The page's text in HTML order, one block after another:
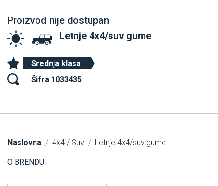
Proizvod nije dostupan
Letnje 4x4/suv gume
Srednja klasa
Šifra 1033435
Naslovna 4x4 / Suv Letnje 4x4/suv gume
O BRENDU